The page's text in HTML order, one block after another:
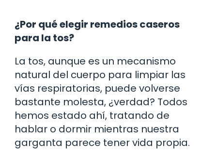
¿Por qué elegir remedios caseros
para la tos?
La tos, aunque es un mecanismo
natural del cuerpo para limpiar las
vías respiratorias, puede volverse
bastante molesta, ¿verdad? Todos
hemos estado ahí, tratando de
hablar o dormir mientras nuestra
garganta parece tener vida propia.